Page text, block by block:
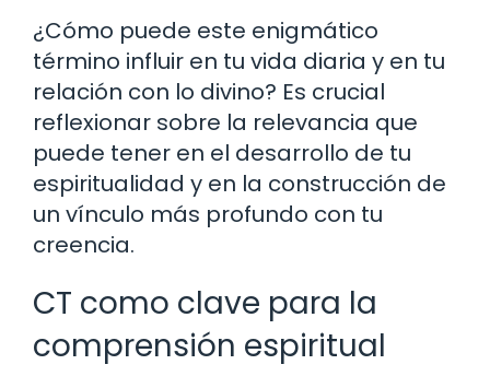
¿Cómo puede este enigmático
término influir en tu vida diaria y en tu
relación con lo divino? Es crucial
reflexionar sobre la relevancia que
puede tener en el desarrollo de tu
espiritualidad y en la construcción de
un vínculo más profundo con tu
creencia.
CT como clave para la
comprensión espiritual